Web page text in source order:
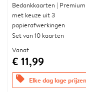
Bedankkaarten |
met keuze uit 3
papierafwerkingen
Set van 10 kaarten
Vanaf
€ 11,99
offers Elke dag lage prijzen